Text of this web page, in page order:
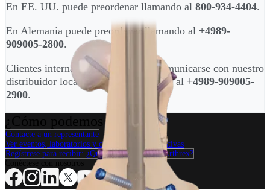
En EE. UU. puede preordenar llamando al 800-934-4404.
En Alemania puede preordenar llamando al +4989-
909005-2800.
Clientes internacionales, favor de comunicarse con nuestro
distribuidor local en su región o llame al +4989-909005-
2900.
¿Cómo podemos ayudarlo?
Contacte a un representante
Ver eventos, laboratorios y oportunidades educativas
Regístrese para recibir: ¿Qué hay de nuevo en Arthrex?